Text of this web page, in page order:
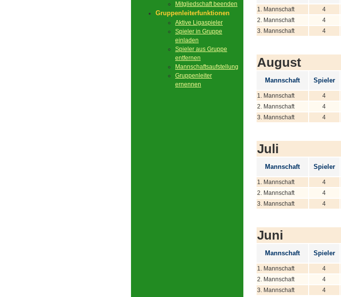
Mitgliedschaft beenden
Gruppenleiterfunktionen
Aktive Ligaspieler
Spieler in Gruppe
einladen
Spieler aus Gruppe
entfernen
Mannschaftsaufstellung
Gruppenleiter
ernennen
1. Mannschaft 4
2. Mannschaft
4
3. Mannschaft
4
August
Mannschaft Spieler
1. Mannschaft 4
2. Mannschaft
4
3. Mannschaft
4
Juli
Mannschaft Spieler
1. Mannschaft 4
2. Mannschaft
4
3. Mannschaft
4
Juni
Mannschaft Spieler
1. Mannschaft 4
2. Mannschaft
4
3. Mannschaft
4